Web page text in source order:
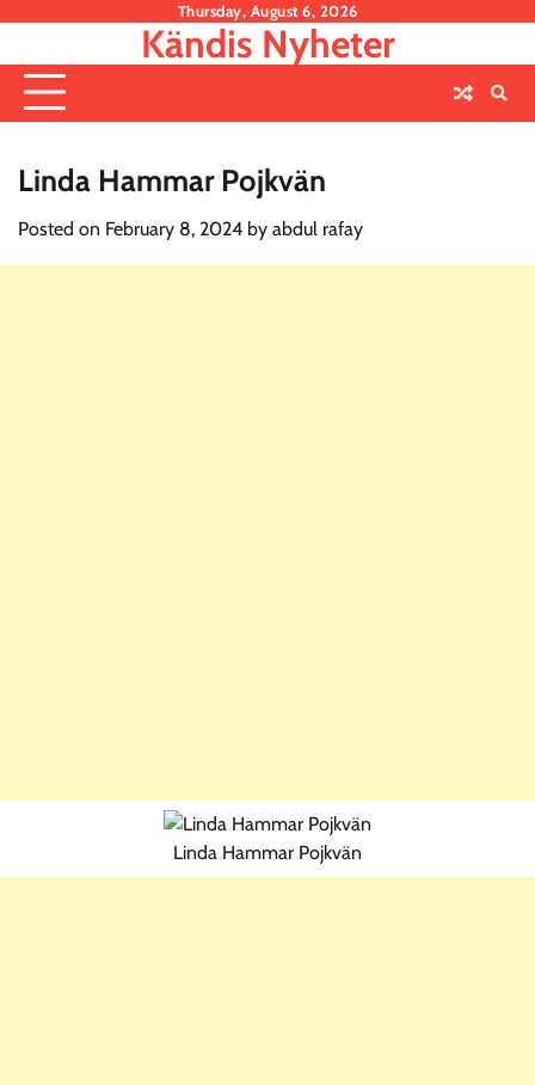
content
Thursday, August 6, 2026
Kändis Nyheter
Linda Hammar Pojkvän
Posted on February 8, 2024 by abdul rafay
Linda Hammar Pojkvän